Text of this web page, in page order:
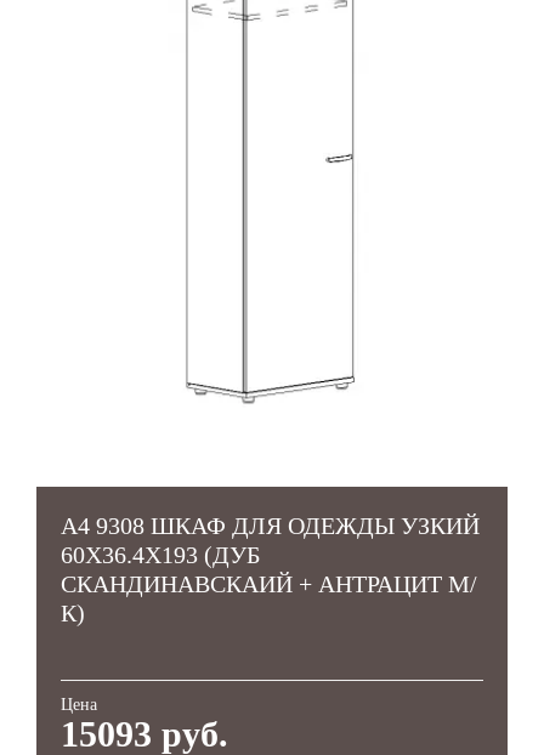
А4 9308 ШКАФ ДЛЯ ОДЕЖДЫ УЗКИЙ
60X36.4X193 (ДУБ
СКАНДИНАВСКАИЙ + АНТРАЦИТ М/
К)
Цена
15093 руб.